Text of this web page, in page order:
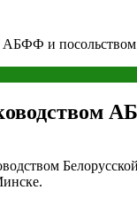
АБФФ и